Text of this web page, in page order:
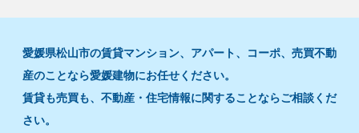
愛媛県松山市の賃貸マンション、アパート、コーポ、売買不動
産のことなら愛媛建物にお任せください。
賃貸も売買も、不動産・住宅情報に関することならご相談くだ
さい。